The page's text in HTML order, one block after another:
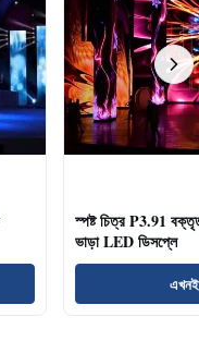
স্পষ্ট চিত্র P3.91
ভাড়া LED ডিসপ্লে